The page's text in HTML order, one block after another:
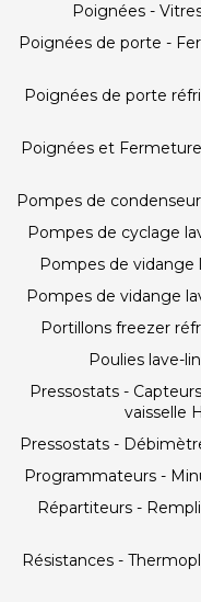
Poignées -
Poignées de porte -
Poignées de porte
Poignées et
Pompes de
Pompes de cyclage
Pompes de vidange
Pompes de vidange
Portillons freezer
Poulies lave-
Pressostats -
vaisselle
Pressostats -
Programmateurs -
Répartiteurs -
Résistances -